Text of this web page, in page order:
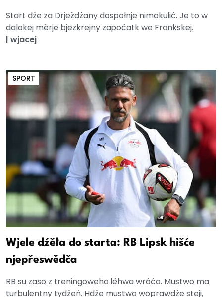
Start dźe za Drježdźany dospołnje nimokulić. Je to w
dalokej měrje bjezkrejny započatk we Frankskej.
| wjacej
SPORT
Wjele dźěła do starta: RB Lipsk hišće
njepřeswědča
RB su zaso z treningoweho lěhwa wróćo. Mustwo ma
turbulentny tydźeń. Hdźe mustwo woprawdźe steji,